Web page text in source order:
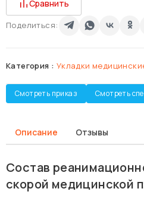
Сравнить
Поделиться:
Категория : Укладки
Смотреть приказ Смотреть
Описание Отзывы
Состав
скорой медицинской